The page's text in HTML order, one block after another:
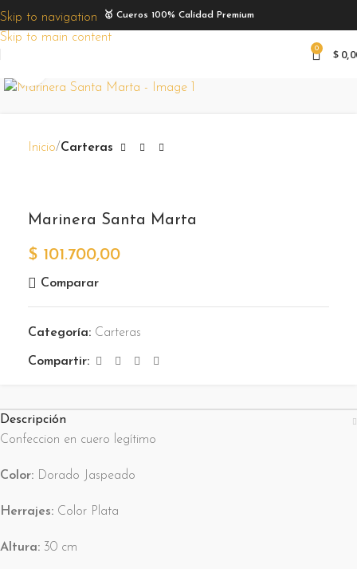
Skip to navigation
Skip to main content
🥇 Cueros 100% Calidad Premium
0 $
Inicio Carteras
Marinera Santa Marta
$ 101.700,00
Comparar
Categoría: Carteras
Compartir:
Descripción
Confeccion en cuero legítimo
Color: Dorado Jaspeado
Herrajes: Color Plata
Altura: 30 cm